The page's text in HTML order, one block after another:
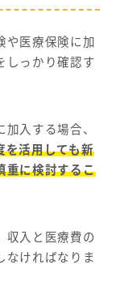
や医療保険に加
しっかり確認す
入する場合、
を活用しても新
重に検討するこ
収入と医療費の
なければなりま